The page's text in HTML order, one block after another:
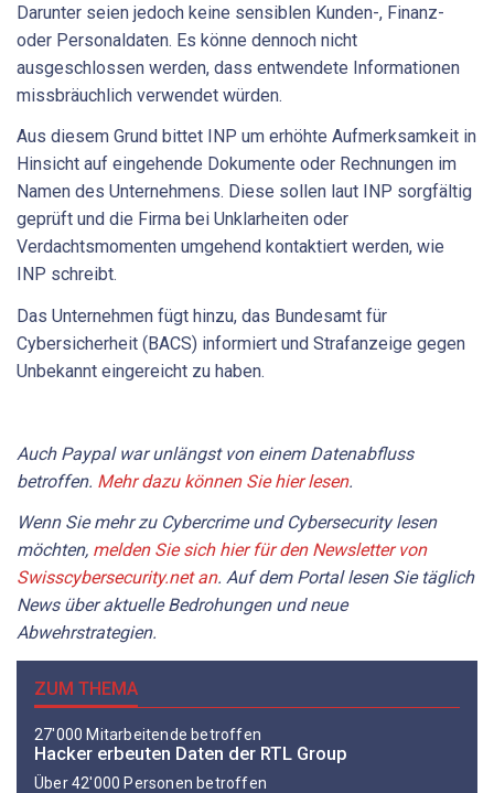
Darunter seien jedoch keine sensiblen Kunden-, Finanz-
oder Personaldaten. Es könne dennoch nicht
ausgeschlossen werden, dass entwendete Informationen
missbräuchlich verwendet würden.
Aus diesem Grund bittet INP um erhöhte Aufmerksamkeit in
Hinsicht auf eingehende Dokumente oder Rechnungen im
Namen des Unternehmens. Diese sollen laut INP sorgfältig
geprüft und die Firma bei Unklarheiten oder
Verdachtsmomenten umgehend kontaktiert werden, wie
INP schreibt.
Das Unternehmen fügt hinzu, das Bundesamt für
Cybersicherheit (BACS) informiert und Strafanzeige gegen
Unbekannt eingereicht zu haben.
Auch Paypal war unlängst von einem Datenabfluss
betroffen. Mehr dazu können Sie hier lesen.
Wenn Sie mehr zu Cybercrime und Cybersecurity lesen
möchten, melden Sie sich hier für den Newsletter von
Swisscybersecurity.net an. Auf dem Portal lesen Sie täglich
News über aktuelle Bedrohungen und neue
Abwehrstrategien.
ZUM THEMA
27'000 Mitarbeitende betroffen
Hacker erbeuten Daten der RTL Group
Über 42'000 Personen betroffen